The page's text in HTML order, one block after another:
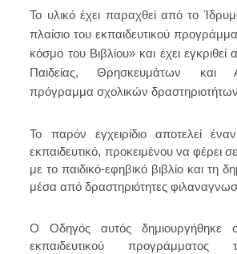
Το υλικό έχει παραχθεί από το
πλαίσιο του εκπαιδευτικού
κόσμο του Βιβλίου» και έχει
Παιδείας, Θρησκευμάτων και
πρόγραμμα σχολικών
Το παρόν εγχειρίδιο αποτελεί
εκπαιδευτικό, προκειμένου να φέρει
με το παιδικό-εφηβικό βιβλίο και τη
μέσα από δραστηριότητες
Ο Οδηγός αυτός δημιουργήθηκε
εκπαιδευτικού προγράμματος